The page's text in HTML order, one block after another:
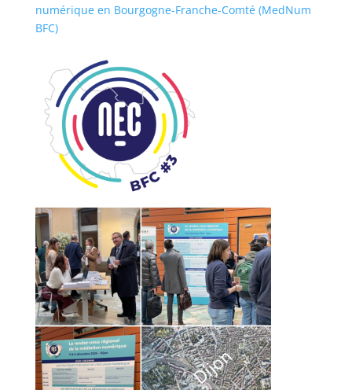
numérique en Bourgogne-Franche-Comté (MedNum
BFC)